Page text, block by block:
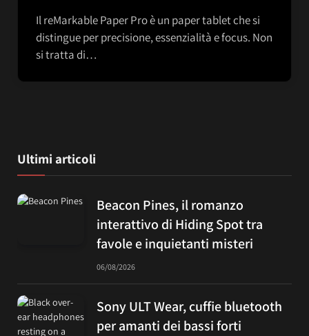
Il reMarkable Paper Pro è un paper tablet che si
distingue per precisione, essenzialità e focus. Non
si tratta di…
Ultimi articoli
Beacon Pines, il romanzo
interattivo di Hiding Spot tra
favole e inquietanti misteri
06/08/2026
Sony ULT Wear, cuffie bluetooth
per amanti dei bassi forti